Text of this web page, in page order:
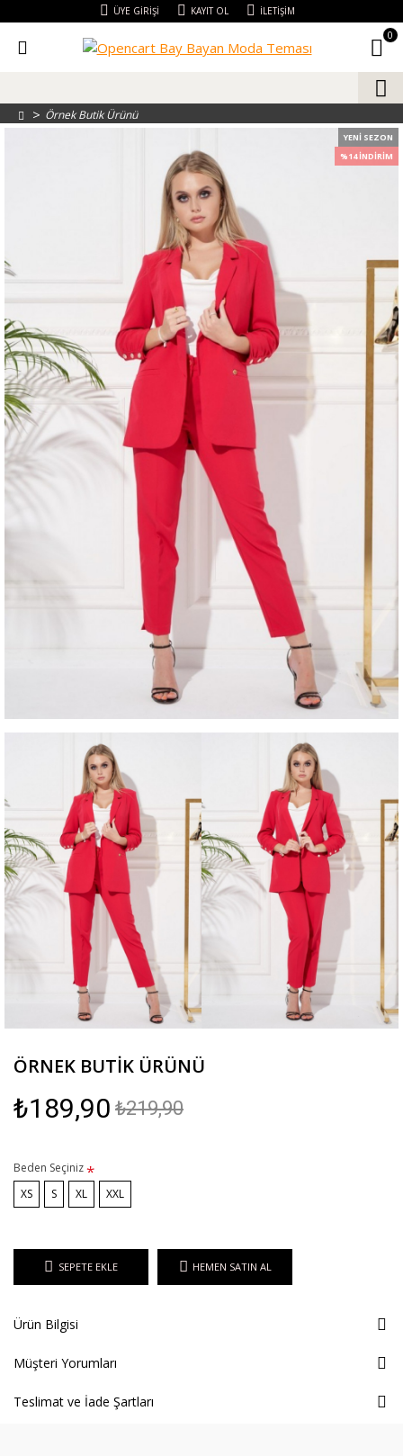
ÜYE GIRIŞI KAYIT OL İLETIŞIM
0
Örnek Butik Ürünü
YENI SEZON
%14 İNDIRIM
ÖRNEK BUTIK ÜRÜNÜ
₺189,90 ₺219,90
Beden Seçiniz
XS
S XL XXL
SEPETE EKLE HEMEN SATIN AL
Ürün Bilgisi
Müşteri Yorumları
Teslimat ve İade Şartları